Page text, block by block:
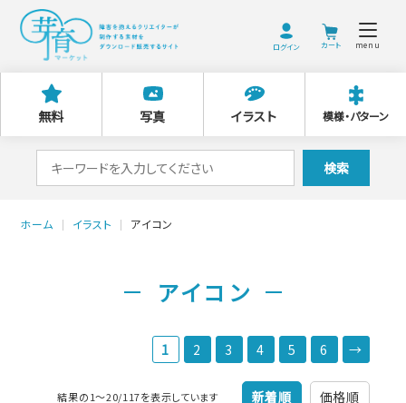
ログイン menu
無料 写真 イラスト 模様・パターン
索
検索
ホーム イラスト アイコン
アイコン
新着順 価格順
結果の1～20/117を表示しています
1 2 3 4 5 6 →